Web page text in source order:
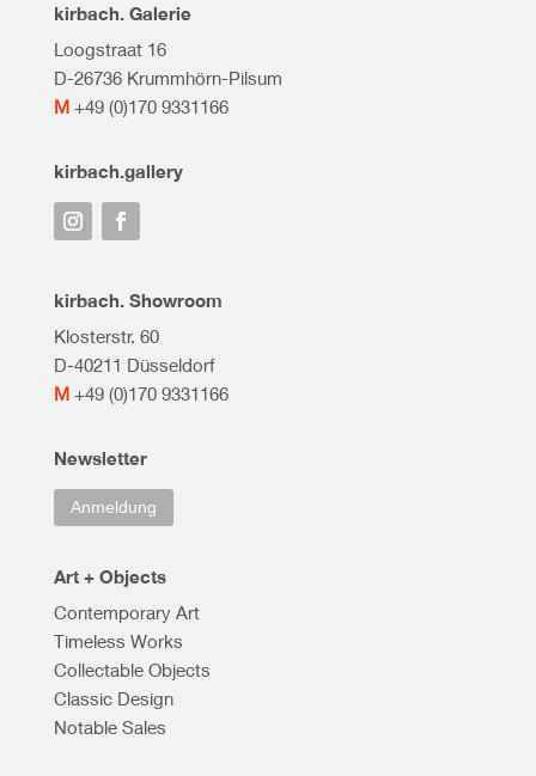
kirbach. Galerie
Loogstraat 16
D-26736 Krummhörn-Pilsum
M+49 (0)170 9331166
kirbach.gallery
kirbach. Showroom
Klosterstr. 60
D-40211 Düsseldorf
M+49 (0)170 9331166
Newsletter
Anmeldung
Art + Objects
Contemporary Art
Timeless Works
Collectable Objects
Classic Design
Notable Sales